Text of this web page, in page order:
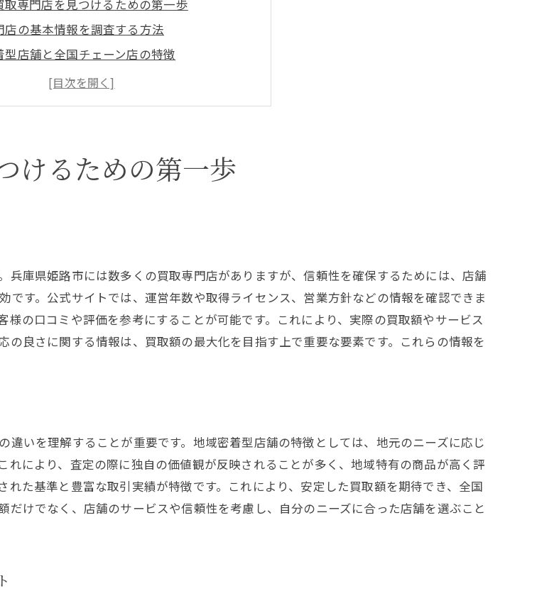
取専門店を見つけるための第一歩
店の基本情報を調査する方法
型店舗と全国チェーン店の特徴
の信頼性を確認するためのチェックポイント
アドバイスを活用する利点
時に注意するべき法律事項
評判の良い買取専門店の特徴とは
長年の信頼がある店舗の利点
が期待できる店舗の特徴
ビスが優れている買取専門店
性を確保するためのポイント
をしっかり把握するためのヒント
引事例を参考にする利点
点を質問できる環境の重要性
頼するためのポイント
けるための第一歩
兵庫県姫路市には数多くの買取専門店がありますが、信頼性を確保するためには、店舗
す。公式サイトでは、運営年数や取得ライセンス、営業方針などの情報を確認できま
の口コミや評価を参考にすることが可能です。これにより、実際の買取額やサービス
良さに関する情報は、買取額の最大化を目指す上で重要な要素です。これらの情報を
いを理解することが重要です。地域密着型店舗の特徴としては、地元のニーズに応じ
により、査定の際に独自の価値観が反映されることが多く、地域特有の商品が高く評
た基準と豊富な取引実績が特徴です。これにより、安定した買取額を期待でき、全国
けでなく、店舗のサービスや信頼性を考慮し、自分のニーズに合った店舗を選ぶこと